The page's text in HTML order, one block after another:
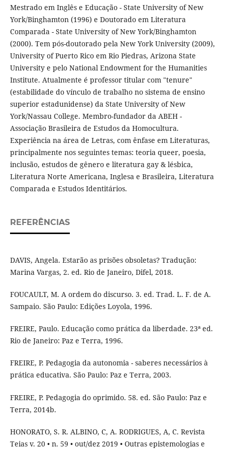
Mestrado em Inglês e Educação - State University of New
York/Binghamton (1996) e Doutorado em Literatura
Comparada - State University of New York/Binghamton
(2000). Tem pós-doutorado pela New York University (2009),
University of Puerto Rico em Rio Piedras, Arizona State
University e pelo National Endowment for the Humanities
Institute. Atualmente é professor titular com "tenure"
(estabilidade do vínculo de trabalho no sistema de ensino
superior estadunidense) da State University of New
York/Nassau College. Membro-fundador da ABEH -
Associação Brasileira de Estudos da Homocultura.
Experiência na área de Letras, com ênfase em Literaturas,
principalmente nos seguintes temas: teoria queer, poesia,
inclusão, estudos de gênero e literatura gay & lésbica,
Literatura Norte Americana, Inglesa e Brasileira, Literatura
Comparada e Estudos Identitários.
REFERÊNCIAS
DAVIS, Angela. Estarão as prisões obsoletas? Tradução:
Marina Vargas, 2. ed. Rio de Janeiro, Difel, 2018.
FOUCAULT, M. A ordem do discurso. 3. ed. Trad. L. F. de A.
Sampaio. São Paulo: Edições Loyola, 1996.
FREIRE, Paulo. Educação como prática da liberdade. 23ª ed.
Rio de Janeiro: Paz e Terra, 1996.
FREIRE, P. Pedagogia da autonomia - saberes necessários à
prática educativa. São Paulo: Paz e Terra, 2003.
FREIRE, P. Pedagogia do oprimido. 58. ed. São Paulo: Paz e
Terra, 2014b.
HONORATO, S. R. ALBINO, C, A. RODRIGUES, A, C. Revista
Teias v. 20 • n. 59 • out/dez 2019 • Outras epistemologias e